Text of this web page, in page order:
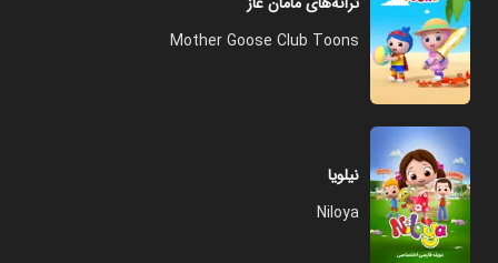
Mother Goose Club Toons
نیلویا
Niloya